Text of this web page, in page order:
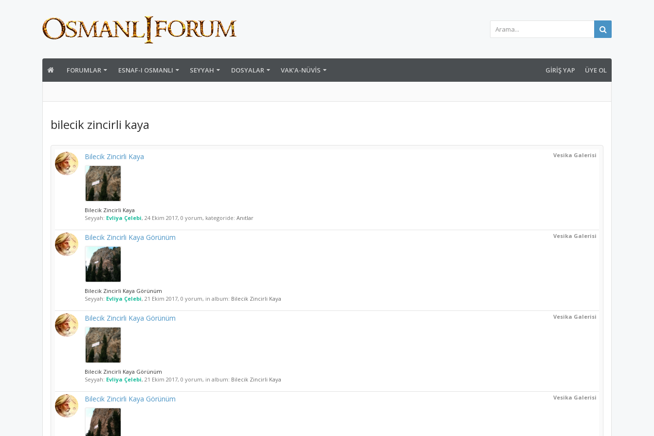
FORUMLAR ESNAF-I OSMANLI SEYYAH DOSYALAR VAK'A-NÜVIS GIRIŞ YAP ÜYE OL
bilecik zincirli kaya
Vesika Galerisi
Bilecik Zincirli Kaya
Bilecik Zincirli Kaya
Seyyah: Evliya Çelebi, 24 Ekim 2017, 0 yorum, kategoride: Anıtlar
Vesika Galerisi
Bilecik Zincirli Kaya Görünüm
Bilecik Zincirli Kaya Görünüm
Seyyah: Evliya Çelebi, 21 Ekim 2017, 0 yorum, in album: Bilecik Zincirli Kaya
Vesika Galerisi
Bilecik Zincirli Kaya Görünüm
Bilecik Zincirli Kaya Görünüm
Seyyah: Evliya Çelebi, 21 Ekim 2017, 0 yorum, in album: Bilecik Zincirli Kaya
Vesika Galerisi
Bilecik Zincirli Kaya Görünüm